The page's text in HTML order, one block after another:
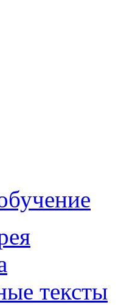
тексты